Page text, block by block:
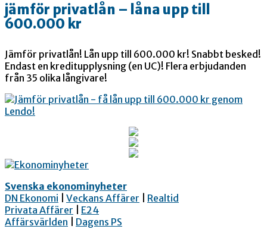
jämför privatlån – låna upp till
600.000 kr
Jämför privatlån! Lån upp till 600.000 kr! Snabbt besked!
Endast en kreditupplysning (en UC)! Flera erbjudanden
från 35 olika långivare!
Svenska ekonominyheter
DN Ekonomi
Veckans Affärer
Realtid
Privata Affärer
E24
Affärsvärlden
Dagens PS